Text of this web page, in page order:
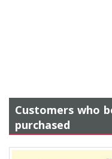
Customers who
purchased